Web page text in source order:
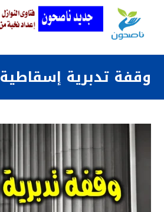
وقفة تدبرية إسقاطية